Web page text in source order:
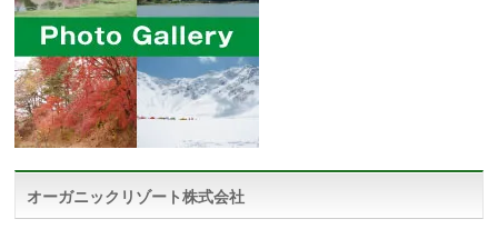
オーガニックリゾート株式会社